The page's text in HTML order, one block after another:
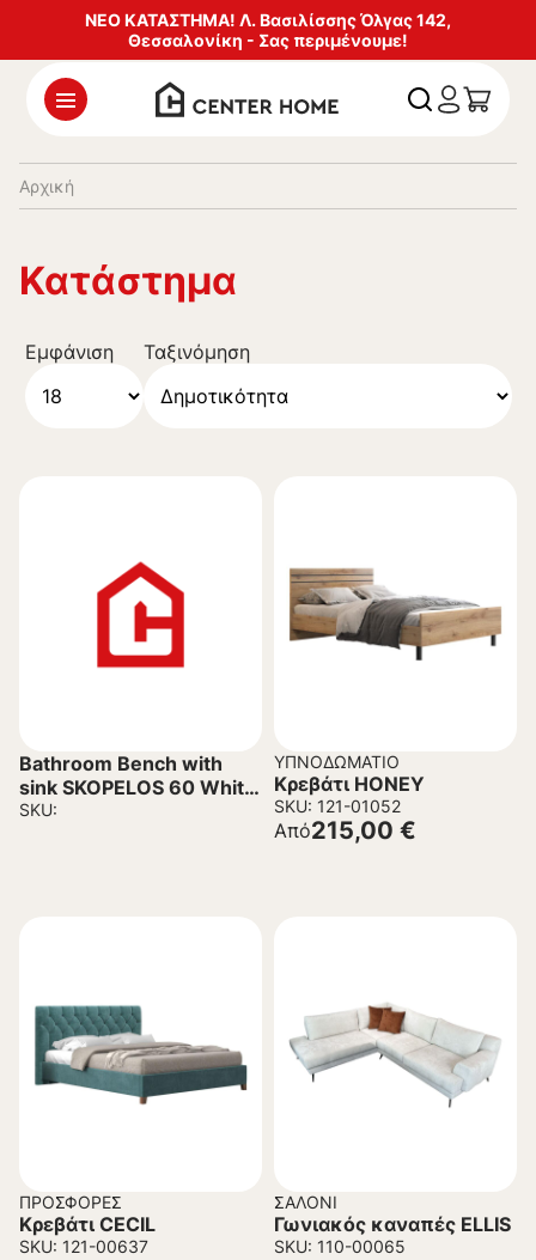
ΝΕΟ ΚΑΤΑΣΤΗΜΑ! Λ. Βασιλίσσης Όλγας 142,
Θεσσαλονίκη - Σας περιμένουμε!
Αρχική
Κατάστημα
Εμφάνιση Ταξινόμηση
Bathroom Βench with
sink SKOPELOS 60 White
60x36x85cm
SKU:
ΥΠΝΟΔΩΜΆΤΙΟ
Κρεβάτι HONEY
SKU: 121-01052
Από215,00 €
ΠΡΟΣΦΟΡΈΣ
Κρεβάτι CECIL
SKU: 121-00637
ΣΑΛΌΝΙ
Γωνιακός καναπές ELLIS
SKU: 110-00065